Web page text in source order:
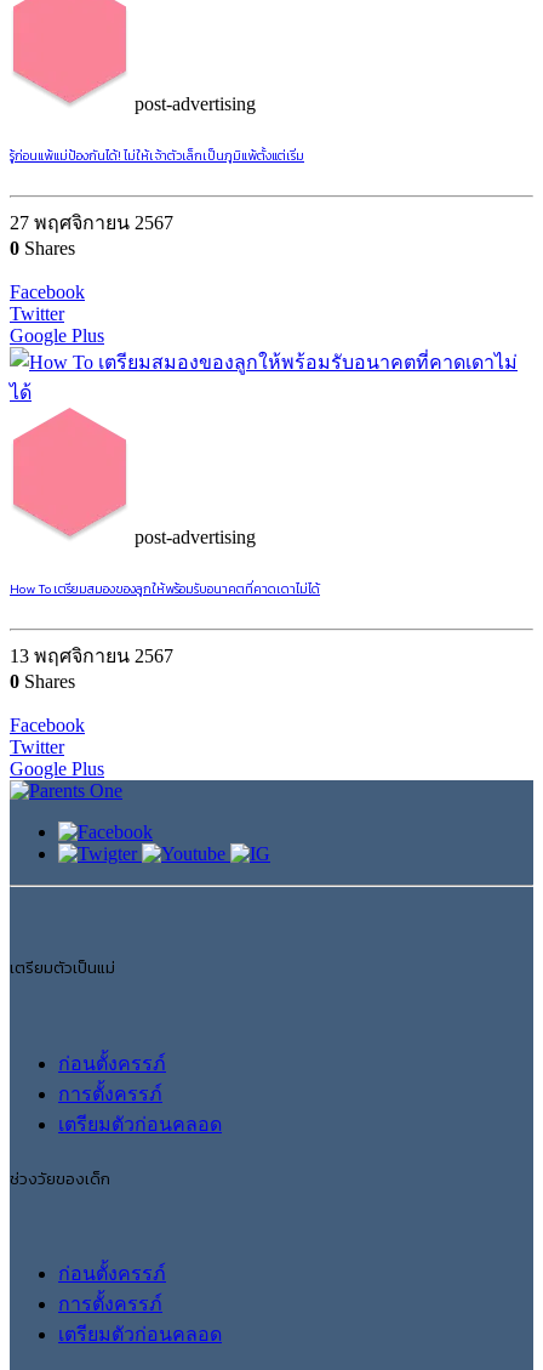
post-advertising
รู้ก่อนแพ้แม่ป้องกันได้! ไม่ให้เจ้าตัวเล็กเป็นภูมิแพ้ตั้งแต่เริ่ม
27 พฤศจิกายน 2567
0 Shares
Facebook
Twitter
Google Plus
post-advertising
How To เตรียมสมองของลูกให้พร้อมรับอนาคตที่คาดเดาไม่ได้
13 พฤศจิกายน 2567
0 Shares
Facebook
Twitter
Google Plus
เตรียมตัวเป็นแม่
ก่อนตั้งครรภ์
การตั้งครรภ์
เตรียมตัวก่อนคลอด
ช่วงวัยของเด็ก
ก่อนตั้งครรภ์
การตั้งครรภ์
เตรียมตัวก่อนคลอด